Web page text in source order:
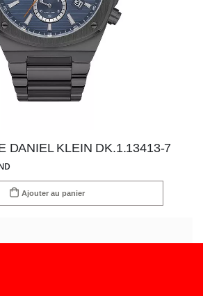
DANIEL KLEIN DK.1.13413-7
Ajouter au panier